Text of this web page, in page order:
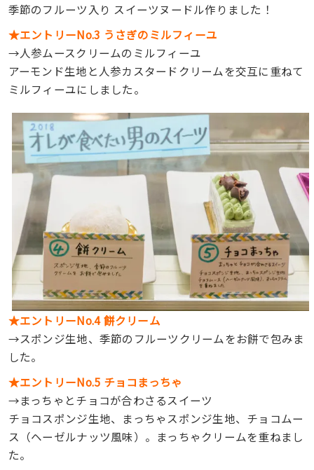
季節のフルーツ入り スイーツヌードル作りました！
★エントリーNo.3 うさぎのミルフィーユ
→人参ムースクリームのミルフィーユ
アーモンド生地と人参カスタードクリームを交互に重ねて
ミルフィーユにしました。
★エントリーNo.4 餅クリーム
→スポンジ生地、季節のフルーツクリームをお餅で包みま
した。
★エントリーNo.5 チョコまっちゃ
→まっちゃとチョコが合わさるスイーツ
チョコスポンジ生地、まっちゃスポンジ生地、チョコムー
ス（ヘーゼルナッツ風味）。まっちゃクリームを重ねまし
た。